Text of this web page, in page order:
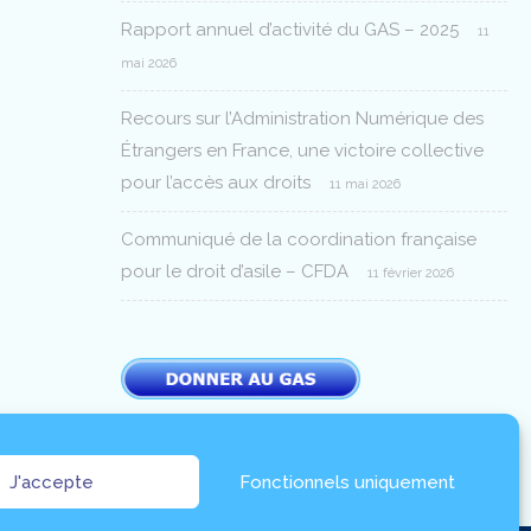
J'accepte Fonctionnels uniquement
Rapport annuel d’activité du GAS – 2025 11
mai 2026
Recours sur l’Administration Numérique des
Étrangers en France, une victoire collective
pour l’accès aux droits
11 mai 2026
Communiqué de la coordination française
pour le droit d’asile – CFDA
11 février 2026